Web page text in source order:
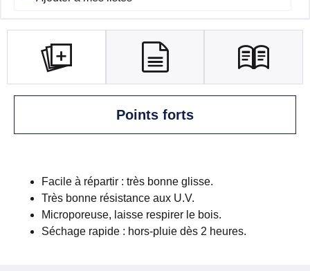
Points forts
Facile à répartir : très bonne glisse.
Très bonne résistance aux U.V.
Microporeuse, laisse respirer le bois.
Séchage rapide : hors-pluie dès 2 heures.